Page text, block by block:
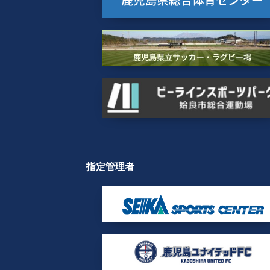
指定管理者